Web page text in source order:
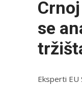
se
Eksperti EU